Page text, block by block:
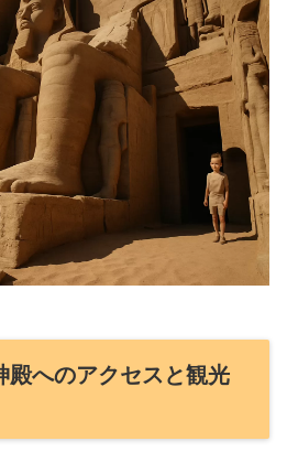
殿へのアクセスと観光